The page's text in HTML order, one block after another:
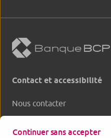
Contact et accessibilité
Nous contacter
Continuer sans accepter